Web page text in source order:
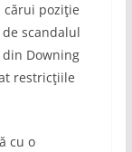
cărui poziţie
scandalul
Downing
restricţiile
cu o